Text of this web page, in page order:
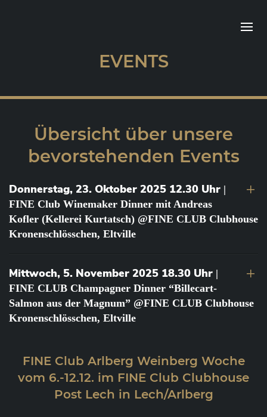
EVENTS
Übersicht über unsere
bevorstehenden Events
Donnerstag, 23. Oktober 2025 12.30 Uhr |
FINE Club Winemaker Dinner mit Andreas
Kofler (Kellerei Kurtatsch) @FINE CLUB Clubhouse
Kronenschlösschen, Eltville
Mittwoch, 5. November 2025 18.30 Uhr |
FINE CLUB Champagner Dinner “Billecart-
Salmon aus der Magnum” @FINE CLUB Clubhouse
Kronenschlösschen, Eltville
FINE Club Arlberg Weinberg Woche
vom 6.-12.12. im FINE Club Clubhouse
Post Lech in Lech/Arlberg